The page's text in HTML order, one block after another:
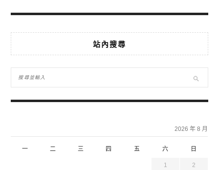
站內搜尋
2026 年 8 月
一 二 三 四 五 六 日
1 2